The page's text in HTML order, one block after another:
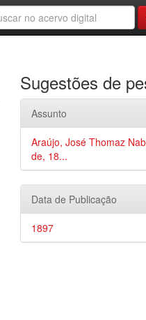
Sugestões de
Assunto
Araújo, José Thomaz
de, 18...
Data de Publicação
1897